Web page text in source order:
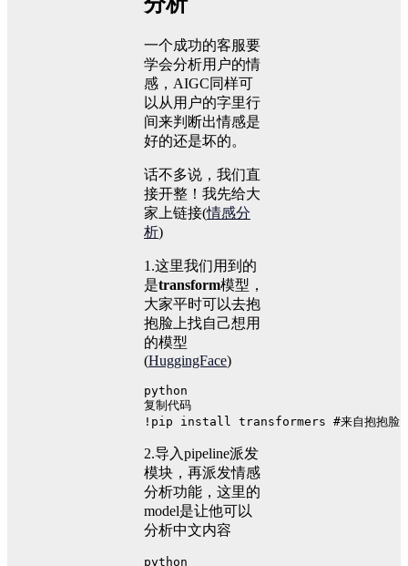
一个成功的客服要
学会分析用户的情
感，AIGC同样可
以从用户的字里行
间来判断出情感是
好的还是坏的。
话不多说，我们直
接开整！我先给大
家上链接(情感分
析)
1.这里我们用到的
是transform模型，
大家平时可以去抱
抱脸上找自己想用
的模型
(HuggingFace)
python
复制代码
!pip install transformers #来自抱抱脸
2.导入pipeline派发
模块，再派发情感
分析功能，这里的
model是让他可以
分析中文内容
python